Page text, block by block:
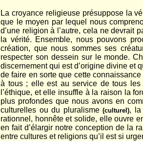
La croyance religieuse présuppose la
que le moyen par lequel nous
d’une religion à l’autre, cela ne devrait
la vérité. Ensemble, nous pouvons
création, que nous sommes ses
respecter son dessein sur le monde.
discernement qui est d’origine divine et
de faire en sorte que cette
à tous ; elle est au service de tous
l’éthique, et elle insuffle à la raison la
plus profondes que nous avons en
culturelles ou du pluralisme(culturel), la
rationnel, honnête et solide, elle ouvre
en fait d’élargir notre conception de la
entre cultures et religions qu’il est si